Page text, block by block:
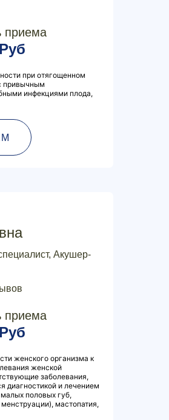
приема
при отягощенном
привычным
инфекциями плода,
Акушер-
приема
женского организма к
женской
заболевания,
диагностикой и лечением
малых половых губ,
мастопатия,